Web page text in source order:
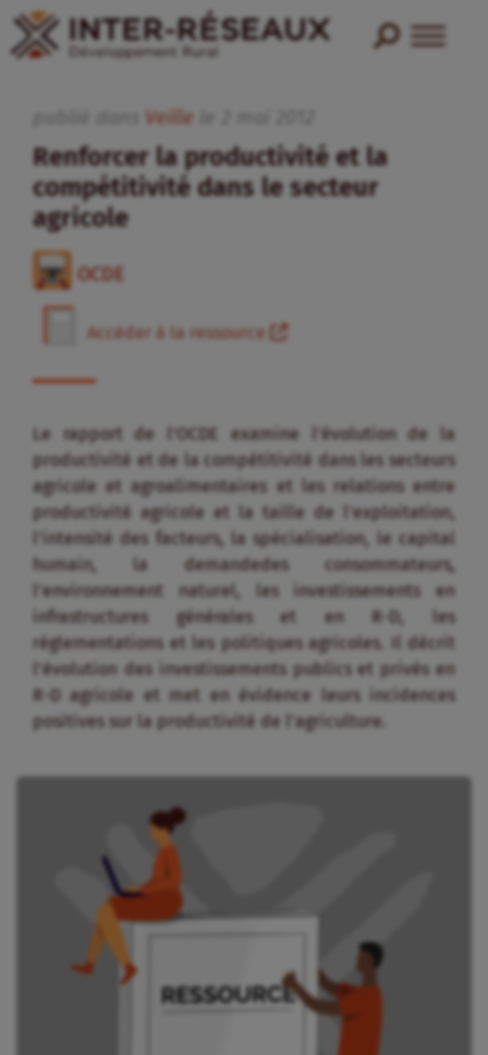
Veille
Renforcer la productivité et la
compétitivité dans le secteur
agricole
OCDE
Accéder à la ressource
Le rapport de l’OCDE examine l’évolution de la
productivité et de la compétitivité dans les secteurs
agricole et agroalimentaires et les relations entre
productivité agricole et la taille de l’exploitation,
l’intensité des facteurs, la spécialisation, le capital
humain, la demandedes consommateurs,
l’environnement naturel, les investissements en
infrastructures générales et en R-D, les
réglementations et les politiques agricoles. Il décrit
l’évolution des investissements publics et privés en
R-D agricole et met en évidence leurs incidences
positives sur la productivité de l’agriculture.